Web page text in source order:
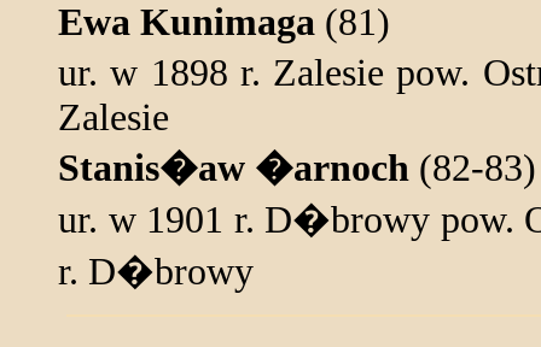
Ewa Kunimaga (81)
ur. w 1898 r. Zalesie pow.
Zalesie
Stanis�aw �arnoch (82-83)
ur. w 1901 r. D�browy pow.
r. D�browy